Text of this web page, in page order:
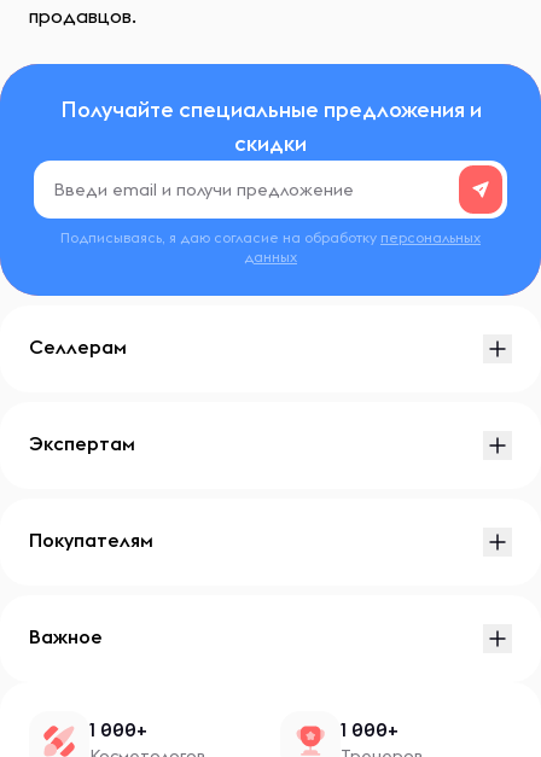
продавцов.
Получайте специальные предложения и
скидки
Подписываясь, я даю согласие на обработку персональных
данных
Селлерам
Экспертам
Покупателям
Важное
1 000+ 1 000+